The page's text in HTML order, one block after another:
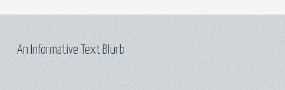
An Informative Text Blurb